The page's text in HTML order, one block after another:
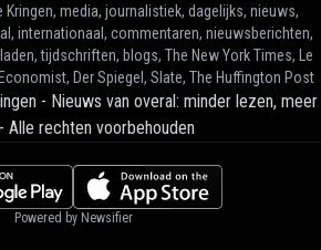
Kringen, media, journalistiek, dagelijks, nieuws,
internationaal, commentaren, nieuwsberichten,
tijdschriften, blogs, The New York Times, Le
Der Spiegel, Slate, The Huffington Post
- Nieuws van overal: minder lezen, meer
- Alle rechten voorbehouden
Powered by Newsifier